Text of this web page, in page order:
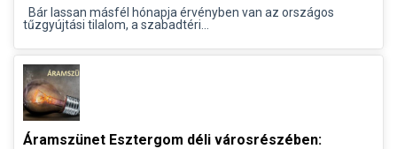
Bár lassan másfél hónapja érvényben van az országos
tűzgyújtási tilalom, a szabadtéri...
Áramszünet Esztergom déli városrészében: